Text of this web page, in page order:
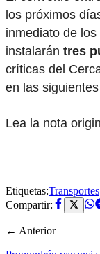
los próximos
inmediato de
instalarán tres
críticas del
en las
Lea la nota
Etiquetas:Transportes
Compartir:
← Anterior